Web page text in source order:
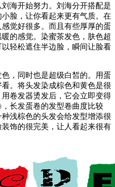
海开始努力。刘海分开搭配是
脸，让你看起来更有气质。在
觉好很多。而且有些厚厚的蛋
的感觉。染蜜茶发色，肤色超
轻松遮住半边脸，瞬间让脸看
，同时也是超级白皙的。用蛋
。将头发染成棕色和黄色是很
卷发器烫发后，它会立即变得
长发蛋卷的发型卷曲度比较
浅棕色的头发会给发型增添很
饰的很完美，让人看起来很有